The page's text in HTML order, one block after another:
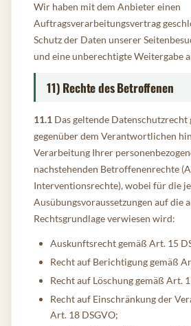
Wir haben mit dem Anbieter einen
Auftragsverarbeitungsvertrag
Schutz der Daten unserer
und eine unberechtigte Weitergabe
11) Rechte des Betroffenen
11.1 Das geltende Datenschutzrecht
gegenüber dem Verantwortlichen
Verarbeitung Ihrer
nachstehenden Betroffenenrechte
Interventionsrechte), wobei für die
Ausübungsvoraussetzungen auf die
Rechtsgrundlage verwiesen wird:
Auskunftsrecht gemäß Art. 15
Recht auf Berichtigung gemäß
Recht auf Löschung gemäß Art.
Recht auf Einschränkung der
Art. 18 DSGVO;